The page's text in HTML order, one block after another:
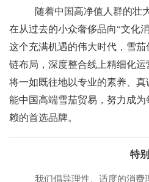
随着中国高净值人群的壮
在从过去的小众奢侈品向“文化
这个充满机遇的伟大时代，雪
链布局，深度整合线上精细化
将一如既往地以专业的素养、
能中国高端雪茄贸易，努力成
赖的首选品牌。
特
我们倡导理性、适度的消费